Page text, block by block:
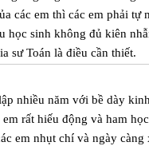
các em thì các em phải tự
học sinh không đủ kiên
sư Toán là điều cần thiết.
nhiều năm với bề dày
rất hiếu động và ham
em nhụt chí và ngày